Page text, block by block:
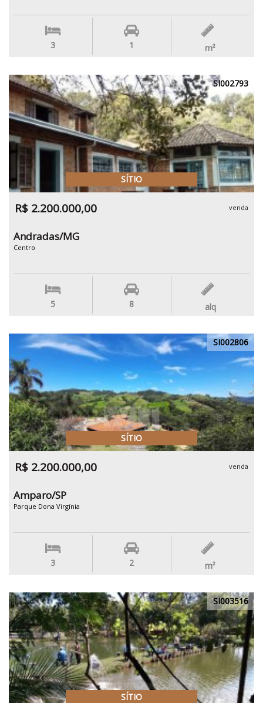
3 1 m²
SI002793
SÍTIO
R$ 2.200.000,00 venda
Andradas/MG
Centro
5 8 alq
SI002806
SÍTIO
R$ 2.200.000,00 venda
Amparo/SP
Parque Dona Virgínia
3 2 m²
SI003516
SÍTIO